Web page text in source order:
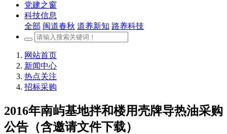
党建之窗
科技信息
全部 闽道春秋 道养新知 路养科技
网站首页
新闻中心
热点关注
招标采购
2016年南屿基地拌和楼用壳牌导热油采购
公告（含邀请文件下载）